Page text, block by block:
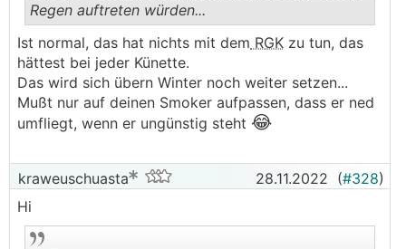
..
Regen auftreten würden...
Ist normal, das hat nichts mit dem RGK zu tun, das
hättest bei jeder Künette.
Das wird sich übern Winter noch weiter setzen...
Mußt nur auf deinen Smoker aufpassen, dass er ned
umfliegt, wenn er ungünstig steht 😂
kraweuschuasta 28.11.2022 (#328)
Hi